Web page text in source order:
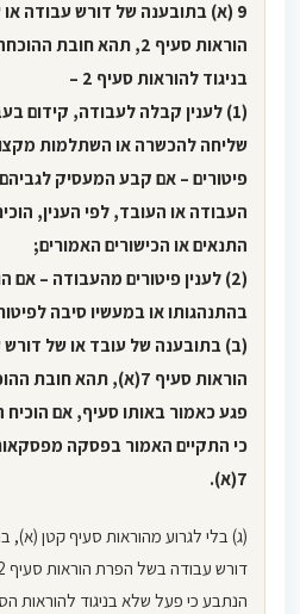
9 (א) בתובענה של דורש עבודה
הוראות סעיף 2, תהא
בניגוד להוראות סעיף 2 –
(1) לענין קבלה לעבודה, קידום
שליחה להכשרה או השתלמות
פיטורים – אם קבע המעסיק לגביהם
העבודה או העובד, לפי הענין,
התנאים או הכישורים האמורים;
(2) לענין פיטורים מהעבודה –
בהתנהגותו או במעשיו סיבה
(ב) בתובענה של עובד או של
הוראות סעיף 7(א), תהא
פגע כאמור באותו סעיף, אם
7(א).
(ג) בלי לגרוע מהוראות סעיף קטן (א),
הנתבע כי פעל שלא בניגוד להוראות